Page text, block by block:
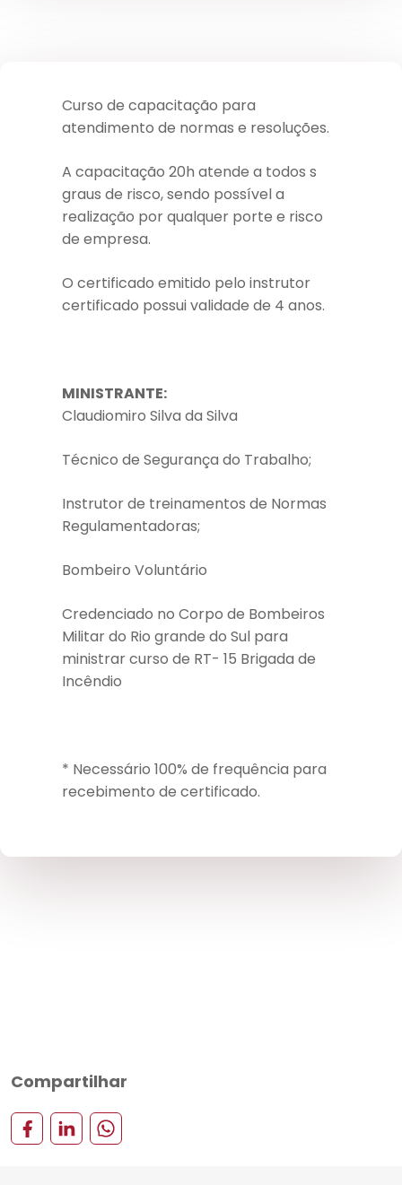
Curso de capacitação para
atendimento de normas e resoluções.
A capacitação 20h atende a todos s
graus de risco, sendo possível a
realização por qualquer porte e risco
de empresa.
O certificado emitido pelo instrutor
certificado possui validade de 4 anos.
MINISTRANTE:
Claudiomiro Silva da Silva
Técnico de Segurança do Trabalho;
Instrutor de treinamentos de Normas
Regulamentadoras;
Bombeiro Voluntário
Credenciado no Corpo de Bombeiros
Militar do Rio grande do Sul para
ministrar curso de RT- 15 Brigada de
Incêndio
* Necessário 100% de frequência para
recebimento de certificado.
Compartilhar